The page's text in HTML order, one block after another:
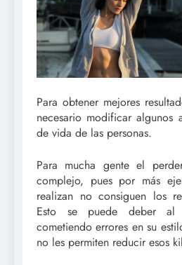
Para obtener mejores
necesario modificar algunos
de vida de las personas.
Para mucha gente el
complejo, pues por más
realizan no consiguen los
Esto se puede deber al
cometiendo errores en su
no les permiten reducir esos